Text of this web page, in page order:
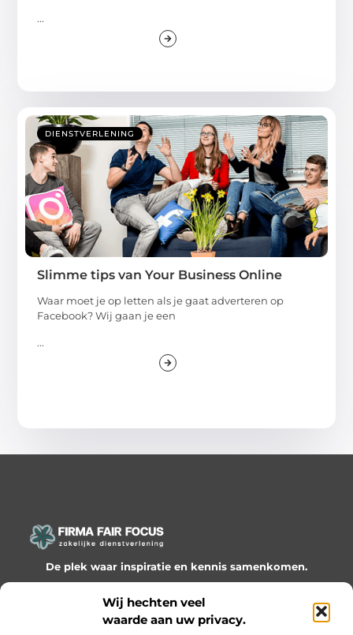
Wij hechten veel
waarde aan uw privacy.
...
DIENSTVERLENING
Slimme tips van Your Business Online
Waar moet je op letten als je gaat adverteren op
Facebook? Wij gaan je een
...
De plek waar inspiratie en kennis samenkomen.
Ontdek onze blogs en artikelen en laat je verrassen door
waardevolle inzichten en nieuwe ideeën!